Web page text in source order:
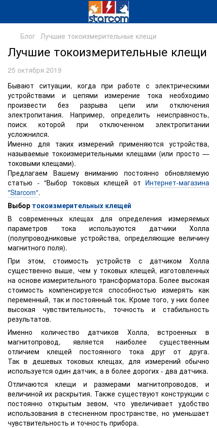
Блог Лучшие токоизмерительные клещи
Лучшие токоизмерительные клещи
25 октября 2019
Бывают ситуации, когда при работе с электрическими
устройствами и цепями измерение тока необходимо
произвести без разрыва цепи или отключения
электропитания. Например, определить неисправность,
поиск которой при отключенном электропитании
усложнился.
Именно для таких измерений применяются устройства,
называемые токоизмерительными клещами (или просто —
токовыми клещами).
Предлагаем Вашему вниманию постоянно обновляемую
статью - "Выбор токовых клещей от Интернет-магазина
"Starcom".
Выбор токоизмерительных клещей
В современных клещах для определения измеряемых
параметров тока используются датчики Холла
(полупроводниковые устройства, определяющие величину
магнитного поля).
При этом, стоимость устройств с датчиком Холла
существенно выше, чем у токовых клещей, изготовленных
на основе измерительного трансформатора. Более высокая
стоимость компенсируется способностью измерять как
переменный, так и постоянный ток. Кроме того, у них более
высокая чувствительность, точность и стабильность
результатов.
Именно количество датчиков Холла, встроенных в
магнитопровод, является наиболее существенным
отличием клещей постоянного тока друг от друга.
Так в дешевых токовых клещах, для измерений обычно
используется один датчик, а в более дорогих - два датчика.
Отличаются клещи и размерами магнитопроводов, и
величиной их раскрытия. Также существуют конструкции с
постоянно открытым зевом, что увеличивает удобство
использования в стесненном пространстве, но уменьшает
чувствительность и точность прибора.